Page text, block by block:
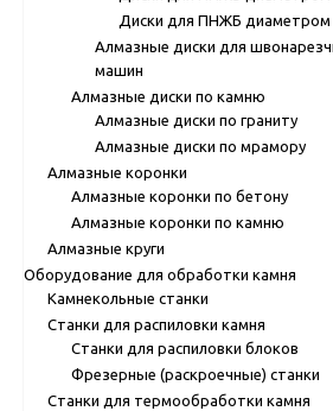
Диски для ПНЖБ диаметром
Алмазные диски для
машин
Алмазные диски по камню
Алмазные диски по граниту
Алмазные диски по мрамору
Алмазные коронки
Алмазные коронки по бетону
Алмазные коронки по камню
Алмазные круги
Оборудование для обработки камня
Камнекольные станки
Станки для распиловки камня
Станки для распиловки блоков
Фрезерные (раскроечные) станки
Станки для термообработки камня